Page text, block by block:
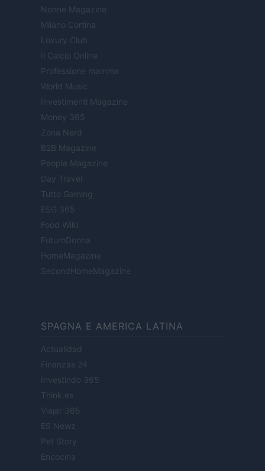
Nonne Magazine
Milano Cortina
Luxury Club
Il Calcio Online
Professione mamma
World Music
Investimenti Magazine
Money 365
Zona Nerd
B2B Magazine
People Magazine
Day Travel
Tutto Gaming
ESG 365
Food Wiki
FuturoDonna
HomeMagazine
SecondHomeMagazine
SPAGNA E AMERICA LATINA
Actualidad
Finanzas 24
Investindo 365
Think.es
Viajar 365
ES Newz
Pet Story
Encocina